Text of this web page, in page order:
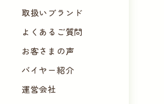
取扱いブランド
よくあるご質問
お客さまの声
バイヤー紹介
運営会社